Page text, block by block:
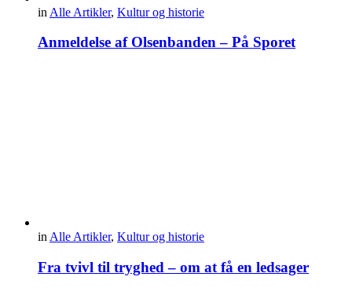
in Alle Artikler, Kultur og historie
Anmeldelse af Olsenbanden – På Sporet
in Alle Artikler, Kultur og historie
Fra tvivl til tryghed – om at få en ledsager